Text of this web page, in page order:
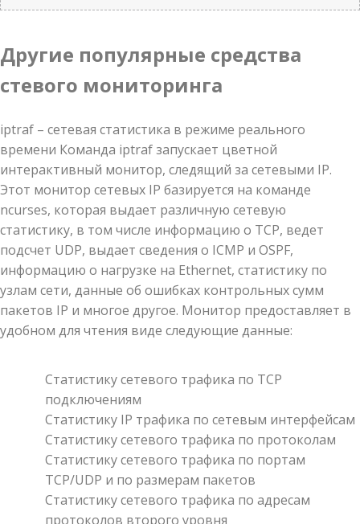
Другие популярные средства
стевого мониторинга
iptraf – сетевая статистика в режиме реального
времени Команда iptraf запускает цветной
интерактивный монитор, следящий за сетевыми IP.
Этот монитор сетевых IP базируется на команде
ncurses, которая выдает различную сетевую
статистику, в том числе информацию о TCP, ведет
подсчет UDP, выдает сведения о ICMP и OSPF,
информацию о нагрузке на Ethernet, статистику по
узлам сети, данные об ошибках контрольных сумм
пакетов IP и многое другое. Монитор предоставляет в
удобном для чтения виде следующие данные:
Статистику сетевого трафика по TCP
подключениям
Статистику IP трафика по сетевым интерфейсам
Статистику сетевого трафика по протоколам
Статистику сетевого трафика по портам
TCP/UDP и по размерам пакетов
Статистику сетевого трафика по адресам
протоколов второго уровня